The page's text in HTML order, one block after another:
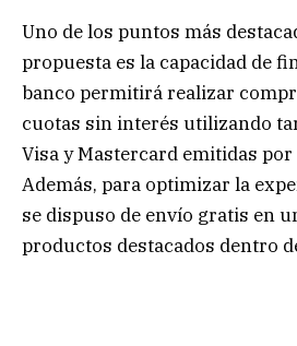
Uno de los puntos más
propuesta es la capacidad de
banco permitirá realizar
cuotas sin interés utilizando
Visa y Mastercard emitidas
Además, para optimizar la
se dispuso de envío gratis en
productos destacados dentro